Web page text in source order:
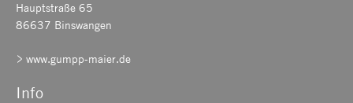
Hauptstraße 65
86637 Binswangen
www.gumpp-maier.de
Info